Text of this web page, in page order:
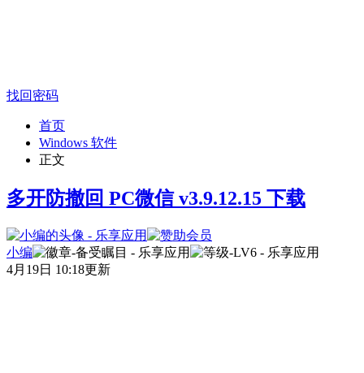
找回密码
首页
Windows 软件
正文
多开防撤回 PC微信 v3.9.12.15 下载
小编
4月19日 10:18更新